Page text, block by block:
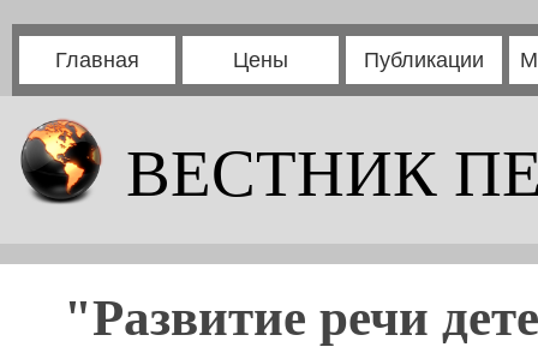
Главная Цены Публикации
ВЕСТНИК
"Развитие речи